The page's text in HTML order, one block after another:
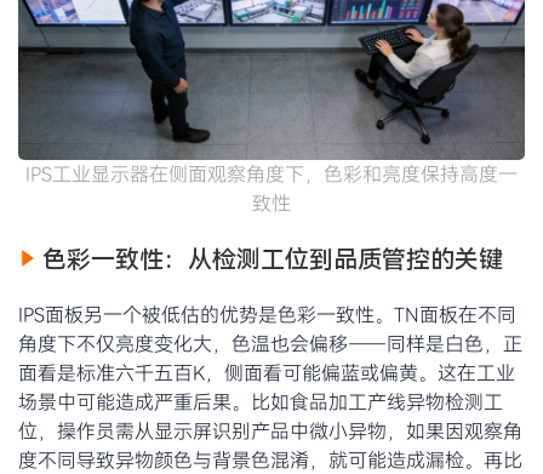
IPS工业显示器在侧面观察角度下，色彩和亮度保持高度一
致性
色彩一致性：从检测工位到品质管控的关键
IPS面板另一个被低估的优势是色彩一致性。TN面板在不同
角度下不仅亮度变化大，色温也会偏移——同样是白色，正
面看是标准六千五百K，侧面看可能偏蓝或偏黄。这在工业
场景中可能造成严重后果。比如食品加工产线异物检测工
位，操作员需从显示屏识别产品中微小异物，如果因观察角
度不同导致异物颜色与背景色混淆，就可能造成漏检。再比